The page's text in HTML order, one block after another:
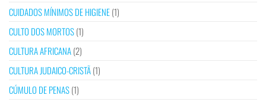
CUIDADOS MÍNIMOS DE HIGIENE(1)
CULTO DOS MORTOS(1)
CULTURA AFRICANA(2)
CULTURA JUDAICO-CRISTÃ(1)
CÚMULO DE PENAS(1)